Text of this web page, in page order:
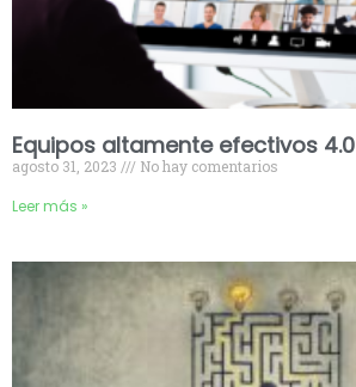
Equipos altamente efectivos 4.0
agosto 31, 2023 No hay comentarios
Leer más »